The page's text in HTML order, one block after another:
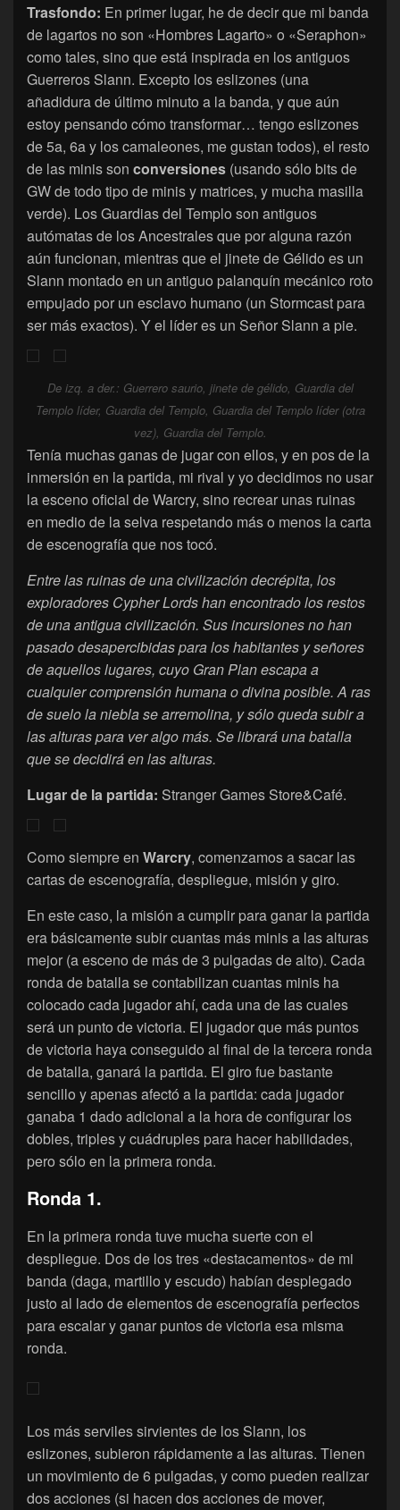
Trasfondo: En primer lugar, he de decir que mi banda
de lagartos no son «Hombres Lagarto» o «Seraphon»
como tales, sino que está inspirada en los antiguos
Guerreros Slann. Excepto los eslizones (una
añadidura de último minuto a la banda, y que aún
estoy pensando cómo transformar… tengo eslizones
de 5a, 6a y los camaleones, me gustan todos), el resto
de las minis son conversiones (usando sólo bits de
GW de todo tipo de minis y matrices, y mucha masilla
verde). Los Guardias del Templo son antiguos
autómatas de los Ancestrales que por alguna razón
aún funcionan, mientras que el jinete de Gélido es un
Slann montado en un antiguo palanquín mecánico roto
empujado por un esclavo humano (un Stormcast para
ser más exactos). Y el líder es un Señor Slann a pie.
De izq. a der.: Guerrero saurio, jinete de gélido, Guardia del
Templo líder, Guardia del Templo, Guardia del Templo líder (otra
vez), Guardia del Templo.
Tenía muchas ganas de jugar con ellos, y en pos de la
inmersión en la partida, mi rival y yo decidimos no usar
la esceno oficial de Warcry, sino recrear unas ruinas
en medio de la selva respetando más o menos la carta
de escenografía que nos tocó.
Entre las ruinas de una civilización decrépita, los
exploradores Cypher Lords han encontrado los restos
de una antigua civilización. Sus incursiones no han
pasado desapercibidas para los habitantes y señores
de aquellos lugares, cuyo Gran Plan escapa a
cualquier comprensión humana o divina posible. A ras
de suelo la niebla se arremolina, y sólo queda subir a
las alturas para ver algo más. Se librará una batalla
que se decidirá en las alturas.
Lugar de la partida: Stranger Games Store&Café.
Como siempre en Warcry, comenzamos a sacar las
cartas de escenografía, despliegue, misión y giro.
En este caso, la misión a cumplir para ganar la partida
era básicamente subir cuantas más minis a las alturas
mejor (a esceno de más de 3 pulgadas de alto). Cada
ronda de batalla se contabilizan cuantas minis ha
colocado cada jugador ahí, cada una de las cuales
será un punto de victoria. El jugador que más puntos
de victoria haya conseguido al final de la tercera ronda
de batalla, ganará la partida. El giro fue bastante
sencillo y apenas afectó a la partida: cada jugador
ganaba 1 dado adicional a la hora de configurar los
dobles, triples y cuádruples para hacer habilidades,
pero sólo en la primera ronda.
Ronda 1.
En la primera ronda tuve mucha suerte con el
despliegue. Dos de los tres «destacamentos» de mi
banda (daga, martillo y escudo) habían desplegado
justo al lado de elementos de escenografía perfectos
para escalar y ganar puntos de victoria esa misma
ronda.
Los más serviles sirvientes de los Slann, los
eslizones, subieron rápidamente a las alturas. Tienen
un movimiento de 6 pulgadas, y como pueden realizar
dos acciones (si hacen dos acciones de mover,